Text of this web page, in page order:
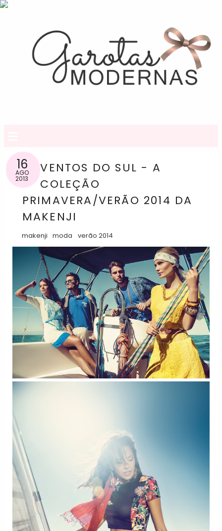
16
AGO
2013
VENTOS DO SUL - A
COLEÇÃO
PRIMAVERA/VERÃO 2014 DA
MAKENJI
makenji moda verão 2014